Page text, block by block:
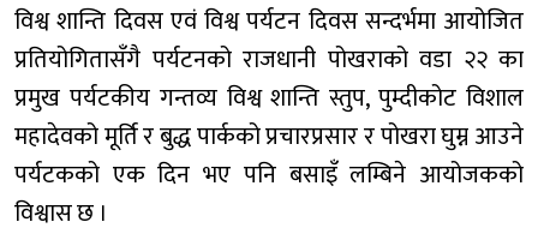
विश्व शान्ति दिवस एवं विश्व पर्यटन दिवस सन्दर्भमा आयोजित
प्रतियोगितासँगै पर्यटनको राजधानी पोखराको वडा २२ का
प्रमुख पर्यटकीय गन्तव्य विश्व शान्ति स्तुप, पुम्दीकोट विशाल
महादेवको मूर्ति र बुद्ध पार्कको प्रचारप्रसार र पोखरा घुम्न आउने
पर्यटकको एक दिन भए पनि बसाइँ लम्बिने आयोजकको
विश्वास छ ।